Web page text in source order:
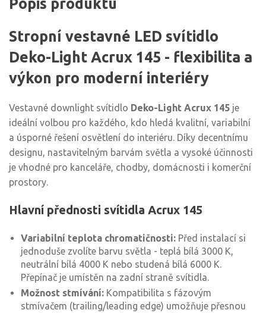
Popis produktu
Stropní vestavné LED svítidlo
Deko-Light Acrux 145 - flexibilita a
výkon pro moderní interiéry
Vestavné downlight svítidlo Deko-Light Acrux 145 je
ideální volbou pro každého, kdo hledá kvalitní, variabilní
a úsporné řešení osvětlení do interiéru. Díky decentnímu
designu, nastavitelným barvám světla a vysoké účinnosti
je vhodné pro kanceláře, chodby, domácnosti i komerční
prostory.
Hlavní přednosti svítidla Acrux 145
Variabilní teplota chromatičnosti: Před instalací si
jednoduše zvolíte barvu světla - teplá bílá 3000 K,
neutrální bílá 4000 K nebo studená bílá 6000 K.
Přepínač je umístěn na zadní straně svítidla.
Možnost stmívání: Kompatibilita s fázovým
stmívačem (trailing/leading edge) umožňuje přesnou